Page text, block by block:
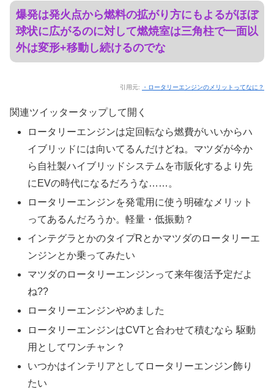
爆発は発火点から燃料の拡がり方にもよるがほぼ
球状に広がるのに対して燃焼室は三角柱で一面以
外は変形+移動し続けるのでな
引用元: ・ロータリーエンジンのメリットってなに？
関連ツイッタータップして開く
ロータリーエンジンは定回転なら燃費がいいからハ
イブリッドには向いてるんだけどね。マツダが今か
ら自社製ハイブリッドシステムを市販化するより先
にEVの時代になるだろうな……。
ロータリーエンジンを発電用に使う明確なメリット
ってあるんだろうか。軽量・低振動？
インテグラとかのタイプRとかマツダのロータリーエ
ンジンとか乗ってみたい
マツダのロータリーエンジンって来年復活予定だよ
ね??
ロータリーエンジンやめました
ロータリーエンジンはCVTと合わせて積むなら 駆動
用としてワンチャン？
いつかはインテリアとしてロータリーエンジン飾り
たい